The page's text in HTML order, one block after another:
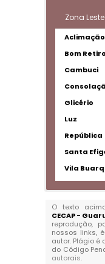
Zona Leste
Aclimação
Bom Retiro
Cambuci
Glicério
Luz
República
Santa
Vila
O texto
CECAP -
reprodução,
nossos links,
autor. Plágio é
do Código
autorais.